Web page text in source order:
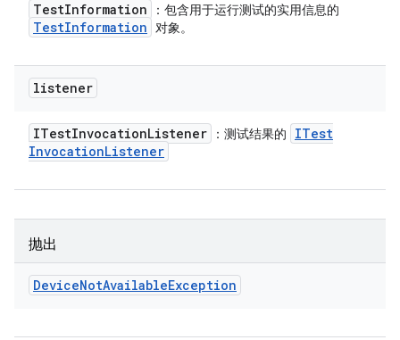
TestInformation ：包含用于运行测试的实用信息的
TestInformation 对象。
listener
ITestInvocationListener ：测试结果的
ITest
InvocationListener
抛出
DeviceNotAvailableException